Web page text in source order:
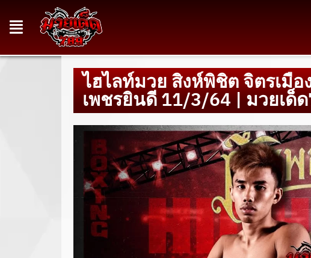
ไฮไลท์มวย สิงห์พิชิต จิตรเมื
เพชรยินดี 11/3/64 | มวยเด็